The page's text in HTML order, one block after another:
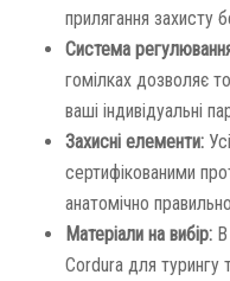
прилягання захисту
Система
гомілках дозволяє
ваші індивідуальні
Захисні елементи:
сертифікованими
анатомічно
Матеріали на вибір:
Cordura для турингу